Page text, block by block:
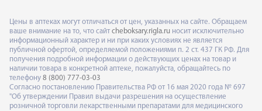
Цены в аптеках могут отличаться от цен, указанных на сайте. Обращаем
ваше внимание на то, что сайт cheboksary.rigla.ru носит исключительно
информационный характер и ни при каких условиях не является
публичной офертой, определяемой положениями п. 2 ст. 437 ГК РФ. Для
получения подробной информации о действующих ценах на товар и
наличии товара в конкретной аптеке, пожалуйста, обращайтесь по
телефону 8 (800) 777-03-03
Согласно постановлению Правительства РФ от 16 мая 2020 года № 697
"Об утверждении Правил выдачи разрешения на осуществление
розничной торговли лекарственными препаратами для медицинского